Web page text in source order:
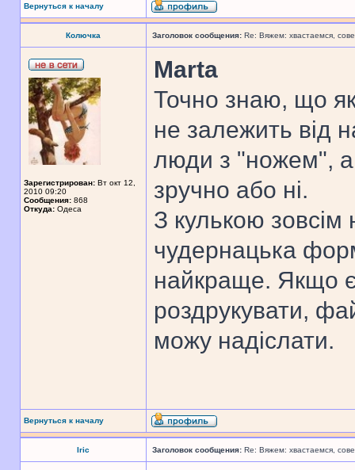
Вернуться к началу
Колючка Заголовок сообщения: Re: Вяжем: хвастаемся,
Зарегистрирован: Вт окт 12,
2010 09:20
Сообщения: 868
Откуда: Одеса
Marta
Точно знаю, що
не залежить від
люди з "ножем",
зручно або ні.
З кулькою зовсім
чудернацька
найкраще. Якщо
роздрукувати,
можу надіслати.
Вернуться к началу
Iric Заголовок сообщения: Re: Вяжем: хвастаемся,